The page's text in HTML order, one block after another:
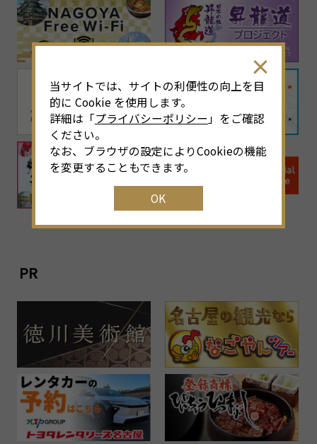
PR
当サイトでは、サイトの利便性の向上を目
的に Cookie を使用します。
詳細は「プライバシーポリシー 」をご確認
ください。
なお、ブラウザの設定によりCookieの機能
を変更することもできます。
OK